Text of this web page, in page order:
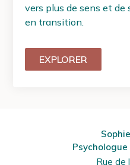
vers plus de sens et de
en transition.
EXPLORER
Rue de